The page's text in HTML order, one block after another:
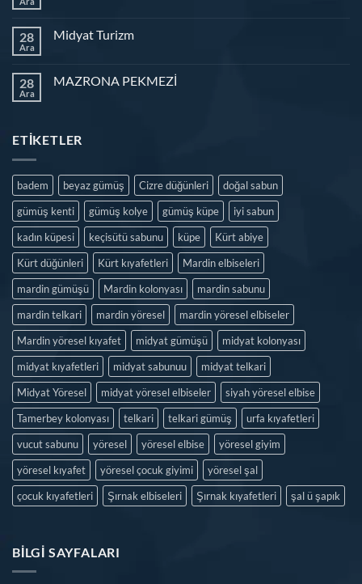
28
Ara
Midyat Turizm
28
Ara
MAZRONA PEKMEZİ
ETIKETLER
badem beyaz gümüş Cizre düğünleri
doğal sabun
gümüş kenti
gümüş kolye gümüş küpe
iyi sabun
kadın küpesi
keçisütü sabunu küpe
Kürt abiye
Kürt düğünleri
Kürt kıyafetleri
Mardin elbiseleri
mardin gümüşü
Mardin kolonyası
mardin sabunu
mardin telkari
mardin yöresel
mardin yöresel elbiseler
Mardin yöresel kıyafet
midyat gümüşü
midyat kolonyası
midyat kıyafetleri
midyat sabunuu
midyat telkari
Midyat Yöresel
midyat yöresel elbiseler
siyah yöresel elbise
Tamerbey kolonyası
telkari telkari gümüş
urfa kıyafetleri
vucut sabunu
yöresel yöresel elbise
yöresel giyim
yöresel kıyafet
yöresel çocuk giyimi
yöresel şal
çocuk kıyafetleri
Şırnak elbiseleri Şırnak kıyafetleri şal ü şapık
BILGI SAYFALARI